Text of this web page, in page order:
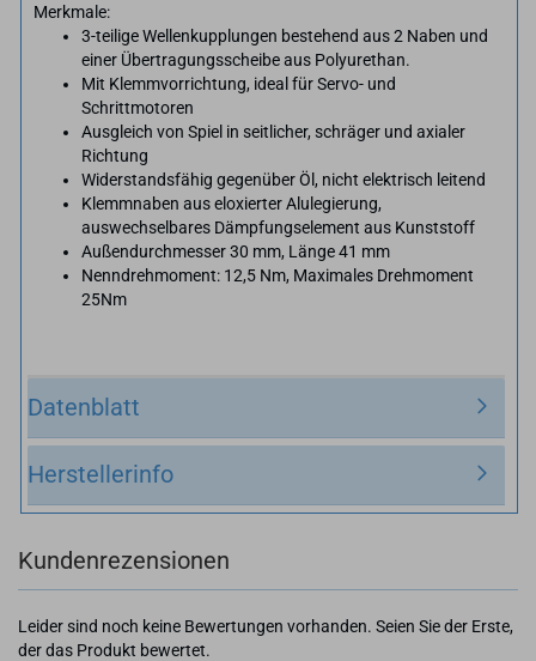
Merkmale:
3-teilige Wellenkupplungen bestehend aus 2 Naben und
einer Übertragungsscheibe aus Polyurethan.
Mit Klemmvorrichtung, ideal für Servo- und
Schrittmotoren
Ausgleich von Spiel in seitlicher, schräger und axialer
Richtung
Widerstandsfähig gegenüber Öl, nicht elektrisch leitend
Klemmnaben aus eloxierter Alulegierung,
auswechselbares Dämpfungselement aus Kunststoff
Außendurchmesser 30 mm, Länge 41 mm
Nenndrehmoment: 12,5 Nm, Maximales Drehmoment
25Nm
Datenblatt
Herstellerinfo
Kundenrezensionen
Leider sind noch keine Bewertungen vorhanden. Seien Sie der Erste,
der das Produkt bewertet.